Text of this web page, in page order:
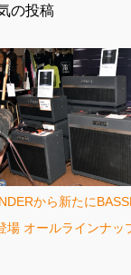
の投稿
から新たに
場 オールラインナッ